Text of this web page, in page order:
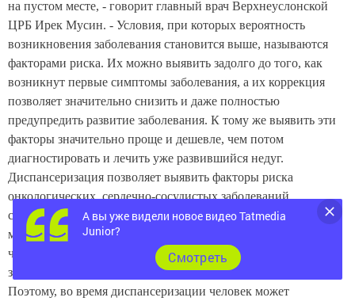
на пустом месте, - говорит главный врач Верхнеуслонской
ЦРБ Ирек Мусин. - Условия, при которых вероятность
возникновения заболевания становится выше, называются
факторами риска. Их можно выявить задолго до того, как
возникнут первые симптомы заболевания, а их коррекция
позволяет значительно снизить и даже полностью
предупредить развитие заболевания. К тому же выявить эти
факторы значительно проще и дешевле, чем потом
диагностировать и лечить уже развившийся недуг.
Диспансеризация позволяет выявить факторы риска
онкологических, сердечно-сосудистых заболеваний,
сахарного диабета, - продолжает Мусин. - Современная
медицина успешно борется со многими из них. Даже если у
человека нет жалоб, проверять здоровье
необходимо
заболевания на ранних стадиях протекают бессимптомно.
Поэтому, во время диспансеризации человек может
А вы уже видели новое видео Tatmedia
Junior?
Cмотреть